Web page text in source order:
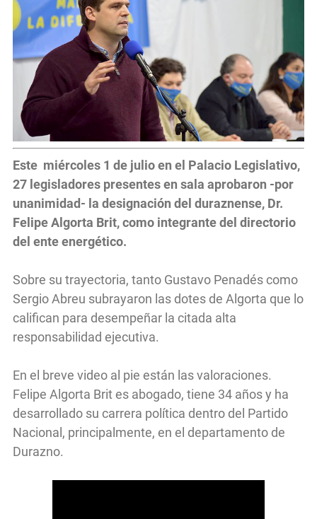
Este miércoles 1 de julio en el Palacio Legislativo,
27 legisladores presentes en sala aprobaron -por
unanimidad- la designación del duraznense, Dr.
Felipe Algorta Brit, como integrante del directorio
del ente energético.
Sobre su trayectoria, tanto Gustavo Penadés como
Sergio Abreu subrayaron las dotes de Algorta que lo
califican para desempeñar la citada alta
responsabilidad ejecutiva.
En el breve video al pie están las valoraciones.
Felipe Algorta Brit es abogado, tiene 34 años y ha
desarrollado su carrera política dentro del Partido
Nacional, principalmente, en el departamento de
Durazno.